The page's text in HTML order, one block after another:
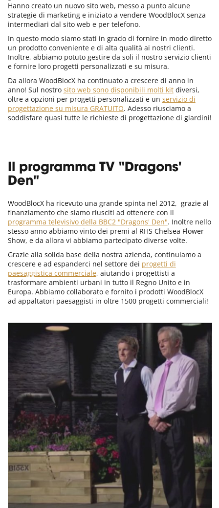
Hanno creato un nuovo sito web, messo a punto alcune
strategie di marketing e iniziato a vendere WoodBlocX senza
intermediari dal sito web e per telefono.
In questo modo siamo stati in grado di fornire in modo diretto
un prodotto conveniente e di alta qualità ai nostri clienti.
Inoltre, abbiamo potuto gestire da soli il nostro servizio clienti
e fornire loro progetti personalizzati e su misura.
Da allora WoodBlocX ha continuato a crescere di anno in
anno! Sul nostro sito web sono disponibili molti kitdiversi,
oltre a opzioni per progetti personalizzati e un servizio di
progettazione su misura GRATUITO. Adesso riusciamo a
soddisfare quasi tutte le richieste di progettazione di giardini!
Il programma TV "Dragons'
Den"
WoodBlocX ha ricevuto una grande spinta nel 2012, grazie al
finanziamento che siamo riusciti ad ottenere con il
programma televisivo della BBC2 "Dragons' Den". Inoltre nello
stesso anno abbiamo vinto dei premi al RHS Chelsea Flower
Show, e da allora vi abbiamo partecipato diverse volte.
Grazie alla solida base della nostra azienda, continuiamo a
crescere e ad espanderci nel settore dei progetti di
paesaggistica commerciale, aiutando i progettisti a
trasformare ambienti urbani in tutto il Regno Unito e in
Europa. Abbiamo collaborato e fornito i prodotti WoodBlocX
ad appaltatori paesaggisti in oltre 1500 progetti commerciali!